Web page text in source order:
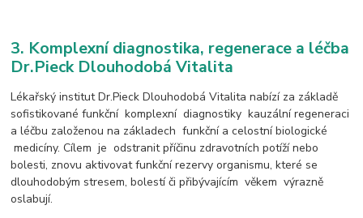
3. Komplexní diagnostika, regenerace a léčba
Dr.Pieck Dlouhodobá Vitalita
Lékařský institut Dr.Pieck Dlouhodobá Vitalita nabízí za základě
sofistikované funkční komplexní diagnostiky kauzální regeneraci
a léčbu založenou na základech funkční a celostní biologické
medicíny. Cílem je odstranit příčinu zdravotních potíží nebo
bolesti, znovu aktivovat funkční rezervy organismu, které se
dlouhodobým stresem, bolestí či přibývajícím věkem výrazně
oslabují.